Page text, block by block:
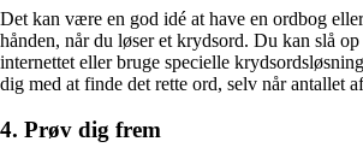
Det kan være en god idé at have en ordbog
hånden, når du løser et krydsord. Du kan slå
internettet eller bruge specielle
dig med at finde det rette ord, selv når antallet
4. Prøv dig frem